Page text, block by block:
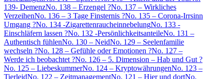
139- DemenzNo. 138 – Erzengel ?No. 137 – Wirkliches
VerzeihenNo. 136 – 3 Tage Finsternis ?No. 135 – Corona-Irrsinn
Umgang ?No. 134 -ZigarettenraucheinnebelungNo. 133 -
Einschläfern lassen ?No. 132 -PersönlichkeitsanteileNo. 131 –
Authentisch fühlenNo. 130 – NeidNo. 129 – Seelenfamilie
wechseln ?No. 128 – Gefühle oder Emotionen ?No. 127 –
Werde ich beobachtet ?No. 126 – 5. Dimension – Hab und Gut ?
No. 125 – LiebeskummerNo. 124 – KryptowährungenNo. 123 –
TierleidNo. 122 – ZeitmanagementNo. 121 – Hier und dortNo.